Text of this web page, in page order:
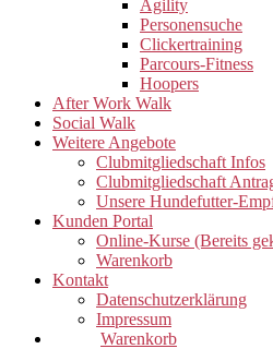
Agility
Personensuche
Clickertraining
Parcours-Fitness
Hoopers
After Work Walk
Social Walk
Weitere Angebote
Clubmitgliedschaft Infos
Clubmitgliedschaft
Unsere Hundefutter-
Kunden Portal
Online-Kurse (Bereits
Warenkorb
Kontakt
Datenschutzerklärung
Impressum
Warenkorb